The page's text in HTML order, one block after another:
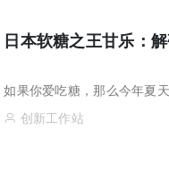
日本软糖之王甘乐：
如果你爱吃糖，那么今年夏
创新工作站